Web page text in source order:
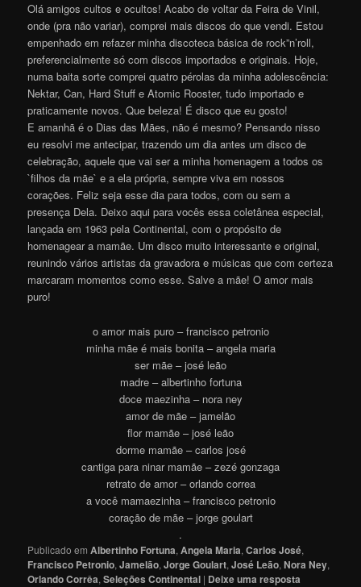
Olá amigos cultos e ocultos! Acabo de voltar da Feira de Vinil,
onde (pra não variar), comprei mais discos do que vendi. Estou
empenhado em refazer minha discoteca básica de rock”n’roll,
preferencialmente só com discos importados e originais. Hoje,
numa baita sorte comprei quatro pérolas da minha adolescência:
Nektar, Can, Hard Stuff e Atomic Rooster, tudo importado e
praticamente novos. Que beleza! É disco que eu gosto!
E amanhã é o Dias das Mães, não é mesmo? Pensando nisso
eu resolvi me antecipar, trazendo um dia antes um disco de
celebração, aquele que vai ser a minha homenagem a todos os
`filhos da mãe` e a ela própria, sempre viva em nossos
corações. Feliz seja esse dia para todos, com ou sem a
presença Dela. Deixo aqui para vocês essa coletânea especial,
lançada em 1963 pela Continental, com o propósito de
homenagear a mamãe. Um disco muito interessante e original,
reunindo vários artistas da gravadora e músicas que com certeza
marcaram momentos como esse. Salve a mãe! O amor mais
puro!
o amor mais puro – francisco petronio
minha mãe é mais bonita – angela maria
ser mãe – josé leão
madre – albertinho fortuna
doce maezinha – nora ney
amor de mãe – jamelão
flor mamãe – josé leão
dorme mamãe – carlos josé
cantiga para ninar mamãe – zezé gonzaga
retrato de amor – orlando correa
a você mamaezinha – francisco petronio
coração de mãe – jorge goulart
.
Publicado em Albertinho Fortuna,Angela Maria,Carlos José,
Francisco Petronio,Jamelão,Jorge Goulart,José Leão,Nora Ney,
Orlando Corrêa,Seleções Continental | Deixe uma resposta